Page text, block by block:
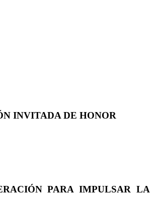
INVITADA DE HONOR
PARA IMPULSAR LA